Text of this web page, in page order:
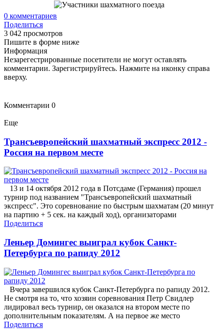
0 комментариев
Поделиться
3 042 просмотров
Пишите в форме ниже
Информация
Незарегестрированные посетители не могут оставлять
комментарии. Зарегистрируйтесь. Нажмите на иконку справа
вверху.
Комментарии 0
Еще
Трансъевропейский шахматный экспресс 2012 -
Россия на первом месте
13 и 14 октября 2012 года в Потсдаме (Германия) прошел
турнир под названием "Трансъевропейский шахматный
экспресс". Это соревнование по быстрым шахматам (20 минут
на партию + 5 сек. на каждый ход), организаторами
Поделиться
Леньер Домингес выиграл кубок Санкт-
Петербурга по рапиду 2012
Вчера завершился кубок Санкт-Петербурга по рапиду 2012.
Не смотря на то, что хозяин соревнования Петр Свидлер
лидировал весь турнир, он оказался на втором месте по
дополнительным показателям. А на первое же место
Поделиться